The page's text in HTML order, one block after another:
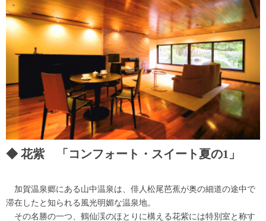
花紫 「コンフォート・スイート夏の1」
加賀温泉郷にある山中温泉は、俳人松尾芭蕉が奥の細道の途中で
滞在したと知られる風光明媚な温泉地。
その名勝の一つ、鶴仙渓のほとりに構える花紫には特別室と称す